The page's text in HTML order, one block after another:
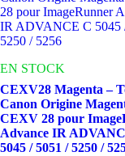
EN STOCK
CEXV28 Magenta –
Canon Origine
CEXV 28 pour
Advance IR
5045 / 5051 / 5250 /